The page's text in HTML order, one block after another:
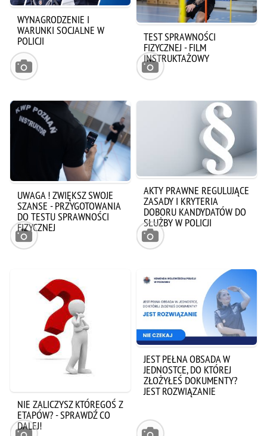
WYNAGRODZENIE I
WARUNKI SOCJALNE W
POLICJI TEST SPRAWNOŚCI
FIZYCZNEJ - FILM
INSTRUKTAŻOWY
UWAGA ! ZWIĘKSZ SWOJE
SZANSE - PRZYGOTOWANIA
DO TESTU SPRAWNOŚCI
FIZYCZNEJ
AKTY PRAWNE REGULUJĄCE
ZASADY I KRYTERIA
DOBORU KANDYDATÓW DO
SŁUŻBY W POLICJI
NIE ZALICZYSZ KTÓREGOŚ Z
ETAPÓW? - SPRAWDŹ CO
DALEJ!
JEST PEŁNA OBSADA W
JEDNOSTCE, DO KTÓREJ
ZŁOŻYŁEŚ DOKUMENTY?
JEST ROZWIĄZANIE